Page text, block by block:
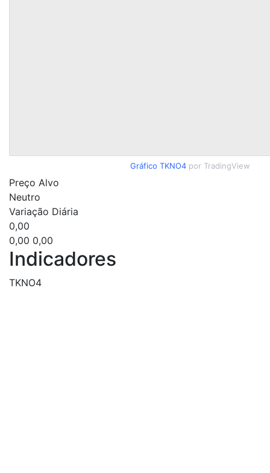
Gráfico TKNO4 por TradingView
Preço Alvo
Neutro
Variação Diária
0,00
0,00 0,00
Indicadores
TKNO4